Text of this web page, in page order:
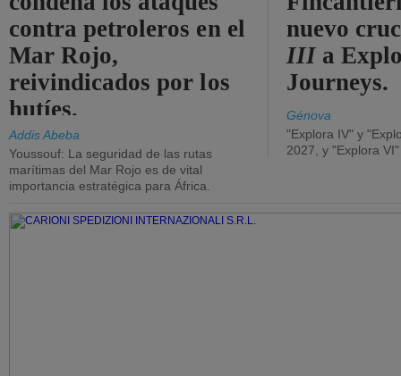
contra petroleros en el
Mar Rojo,
reivindicados por los
hutíes.
Addis Abeba
Youssouf: La seguridad de las rutas
marítimas del Mar Rojo es de vital
importancia estratégica para África.
nuevo
III a
Journeys.
Génova
"Explora IV" y
2027, y "Explora